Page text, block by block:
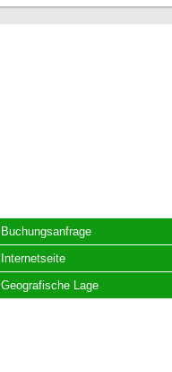
Buchungsanfrage
Internetseite
Geografische Lage